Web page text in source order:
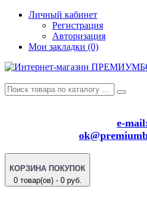
Личный кабинет
Регистрация
Авторизация
Мои закладки (0)
e-
КОРЗИНА ПОКУПОК
0 товар(ов) - 0 руб.